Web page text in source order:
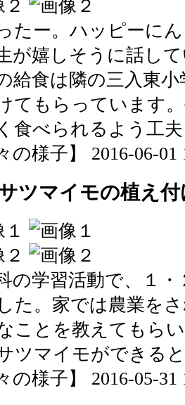
ったー。ハッピーに
が嬉しそうに話し
給食は隣の三入東
てもらっています
食べられるよう工
の様子】 2016-06-
ツマイモの植え付
の学習活動で、１
た。家では農業を
ことを教えてもら
ツマイモができる
の様子】 2016-05-31